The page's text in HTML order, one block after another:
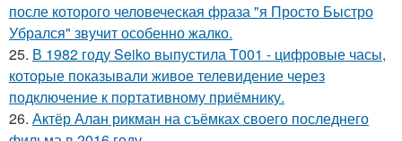
после которого человеческая фраза "я Просто Быстро
Убрался" звучит особенно жалко.
25. В 1982 году Seiko выпустила T001 - цифровые часы,
которые показывали живое телевидение через
подключение к портативному приёмнику.
26. Актёр Алан рикман на съёмках своего последнего